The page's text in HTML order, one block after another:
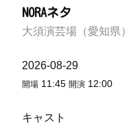
NORAネタ
大須演芸場（愛知県）
2026-08-29
開場 11:45 開演 12:00
キャスト